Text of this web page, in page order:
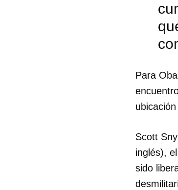
Para
Scott
inglés),
sido